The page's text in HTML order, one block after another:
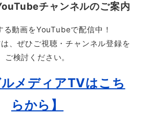
チャンネルのご案内
る動画をYouTubeで配信中！
、ぜひご視聴・チャンネル登録を
ご検討ください。
ルメディアTVはこち
らから】